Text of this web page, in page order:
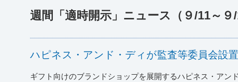
週間「適時開示」ニュース（９/11～９/
ハピネス・アンド・ディが監査等委員会設
ギフト向けのブランドショップを展開するハピネス・ア